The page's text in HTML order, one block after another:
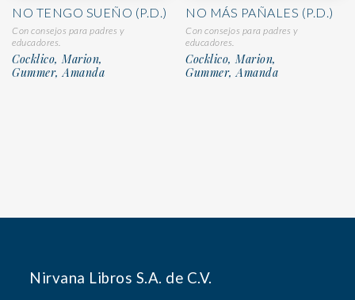
NO TENGO SUEÑO (P.D.)
Con consejos para padres y
educadores.
Cocklico, Marion,
Gummer, Amanda
NO MÁS PAÑALES (P.D.)
Con consejos para padres y
educadores.
Cocklico, Marion,
Gummer, Amanda
Nirvana Libros S.A. de C.V.